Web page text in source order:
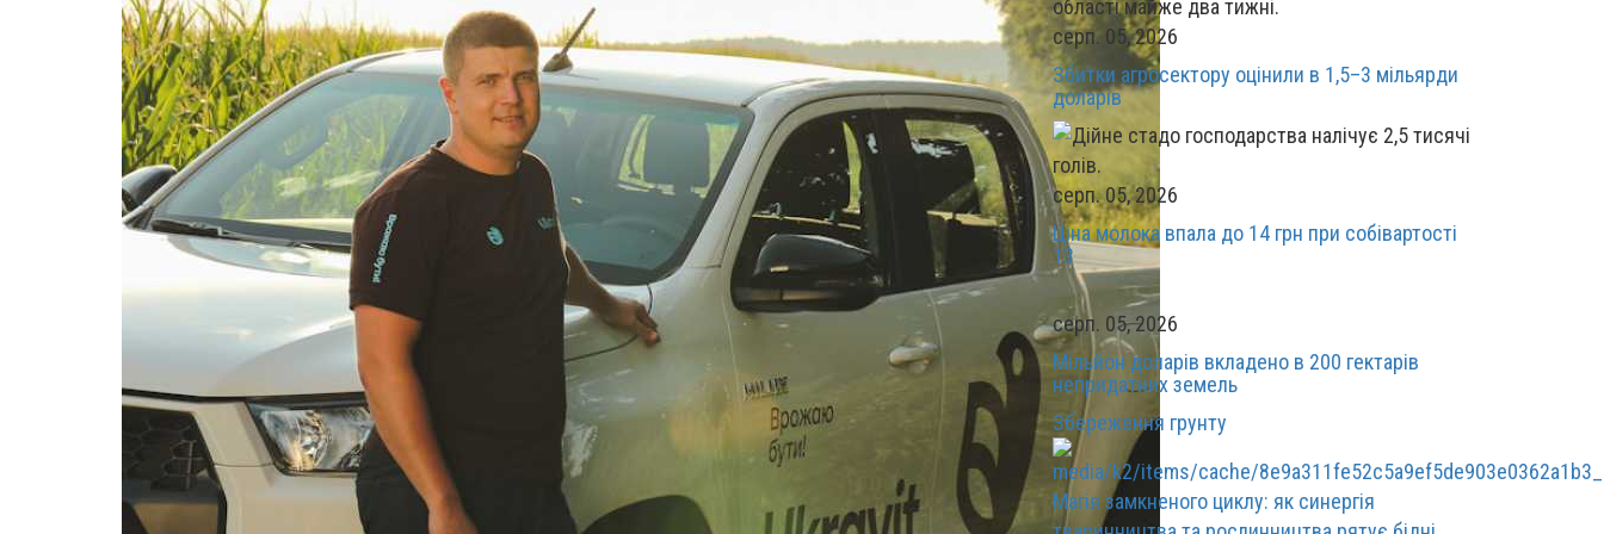
серп. 05, 2026
Збитки агросектору оцінили в 1,5–3 мільярди
доларів
серп. 05, 2026
Ціна молока впала до 14 грн при собівартості
13
серп. 05, 2026
Мільйон доларів вкладено в 200 гектарів
непридатних земель
Збереження грунту
Магія замкненого циклу: як синергія